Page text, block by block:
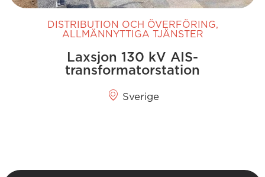
DISTRIBUTION OCH ÖVERFÖRING,
ALLMÄNNYTTIGA TJÄNSTER
Laxsjon 130 kV AIS-
transformatorstation
Sverige